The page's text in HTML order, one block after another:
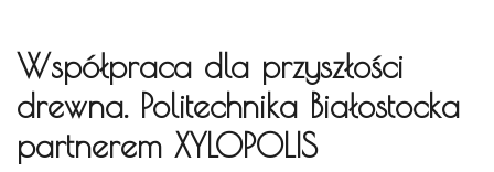
Współpraca dla przyszłości
drewna. Politechnika Białostocka
partnerem XYLOPOLIS